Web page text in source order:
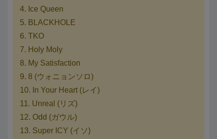
4. Ice Queen
5. BLACKHOLE
6. TKO
7. Holy Moly
8. My Satisfaction
9. 8 (ウォニョンソロ)
10. In Your Heart (レイ)
11. Unreal (リズ)
12. Odd (ガウル)
13. Super ICY (イソ)